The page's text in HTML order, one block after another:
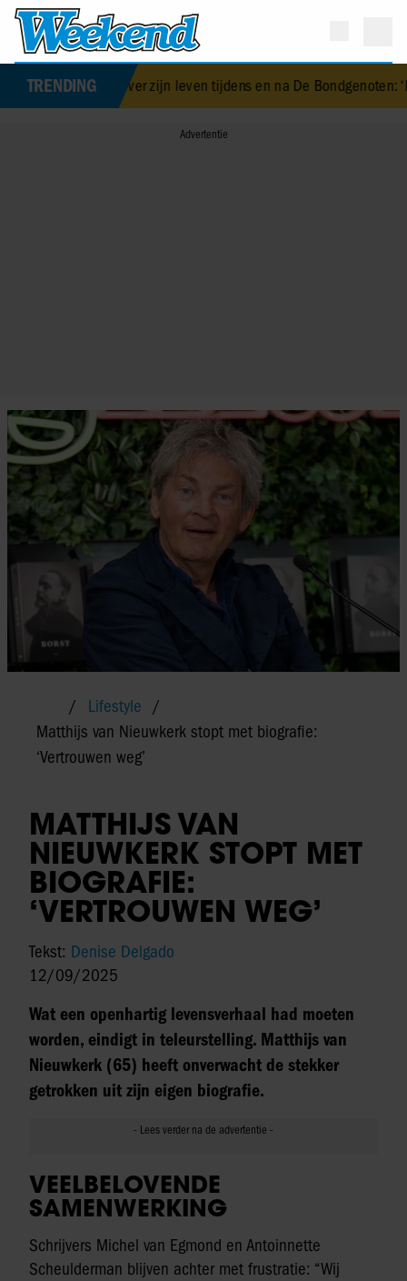
TRENDING
over zijn leven tijdens en na De Bondgenoten: ‘Ik was
Lifestyle
Matthijs van Nieuwkerk stopt met biografie:
‘Vertrouwen weg’
MATTHIJS VAN
NIEUWKERK STOPT MET
BIOGRAFIE:
‘VERTROUWEN WEG’
Tekst: Denise Delgado
12/09/2025
Wat een openhartig levensverhaal had moeten
worden, eindigt in teleurstelling. Matthijs van
Nieuwkerk (65) heeft onverwacht de stekker
getrokken uit zijn eigen biografie.
VEELBELOVENDE
SAMENWERKING
Schrijvers Michel van Egmond en Antoinnette
Scheulderman blijven achter met frustratie: “Wij